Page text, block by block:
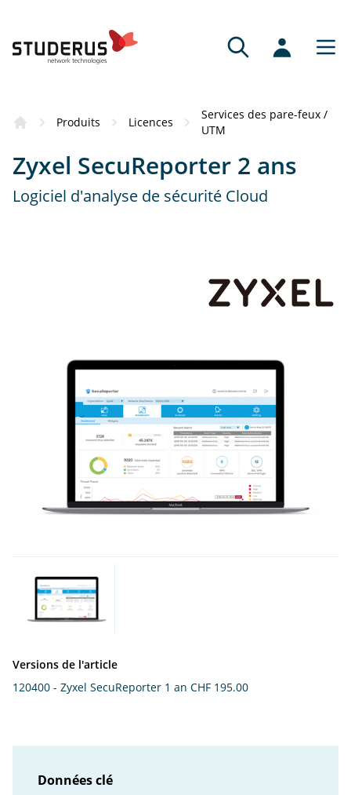
Produits Licences
Services des pare-feux /
UTM
Zyxel SecuReporter 2 ans
Logiciel d'analyse de sécurité Cloud
Versions de l'article
120400 - Zyxel SecuReporter 1 an CHF 195.00
Données clé
Ce produit vous a convaincu ? Voici nos
votre disposition pour la commande du
produit.